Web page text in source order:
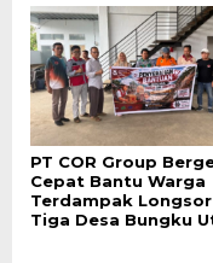
PT COR Group
Cepat Bantu Warga
Terdampak
Tiga Desa Bungku